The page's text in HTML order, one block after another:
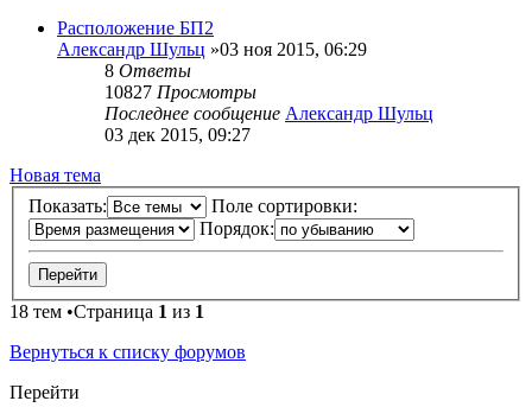
Расположение БП2
Александр Шульц »03 ноя 2015, 06:29
8 Ответы
10827 Просмотры
Последнее сообщение Александр Шульц
03 дек 2015, 09:27
Новая тема
Показать:
Поле сортировки:
Порядок:
18 тем •Страница 1 из 1
Вернуться к списку форумов
Перейти